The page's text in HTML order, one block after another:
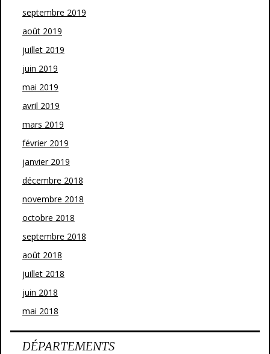
septembre 2019
août 2019
juillet 2019
juin 2019
mai 2019
avril 2019
mars 2019
février 2019
janvier 2019
décembre 2018
novembre 2018
octobre 2018
septembre 2018
août 2018
juillet 2018
juin 2018
mai 2018
DÉPARTEMENTS